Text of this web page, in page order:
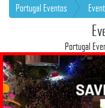
Portugal Eventos
Portugal